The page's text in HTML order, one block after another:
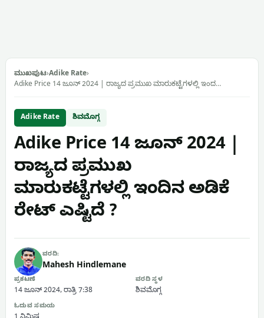
ಮುಖಪುಟ›Adike Rate›
Adike Price 14 ಜೂನ್ 2024 | ರಾಜ್ಯದ ಪ್ರಮುಖ ಮಾರುಕಟ್ಟೆಗಳಲ್ಲಿ ಇಂದ…
Adike Rate ಶಿವಮೊಗ್ಗ
Adike Price 14 ಜೂನ್ 2024 |
ರಾಜ್ಯದ ಪ್ರಮುಖ
ಮಾರುಕಟ್ಟೆಗಳಲ್ಲಿ ಇಂದಿನ ಅಡಿಕೆ
ರೇಟ್ ಎಷ್ಟಿದೆ ?
ವರದಿ:
Mahesh Hindlemane
ಪ್ರಕಟಣೆ
14 ಜೂನ್ 2024, ರಾತ್ರಿ 7:38
ವರದಿ ಸ್ಥಳ
ಶಿವಮೊಗ್ಗ
ಓದುವ ಸಮಯ